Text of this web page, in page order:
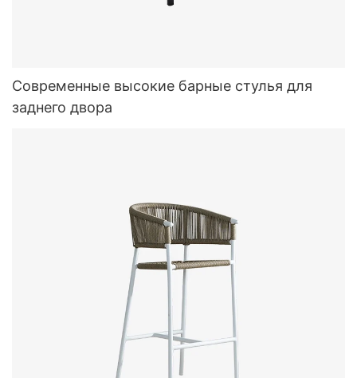
Современные высокие барные стулья для
заднего двора